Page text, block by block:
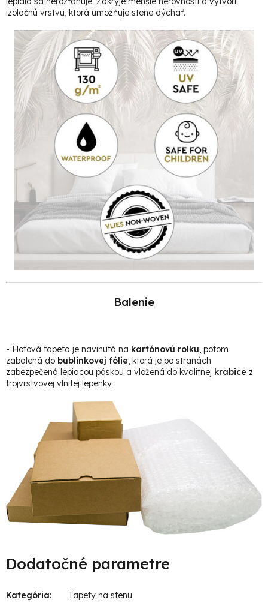
izolačnú vrstvu, ktorá umožňuje stene dýchať.
Balenie
- Hotová tapeta je navinutá na kartónovú rolku, potom
zabalená do bublinkovej fólie, ktorá je po stranách
zabezpečená lepiacou páskou a vložená do kvalitnej krabice z
trojvrstvovej vlnitej lepenky.
Dodatočné parametre
Kategória:
Tapety na stenu